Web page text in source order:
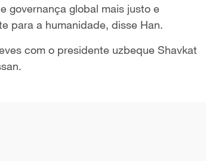
governança global mais justo e
para a humanidade, disse Han.
com o presidente uzbeque Shavkat